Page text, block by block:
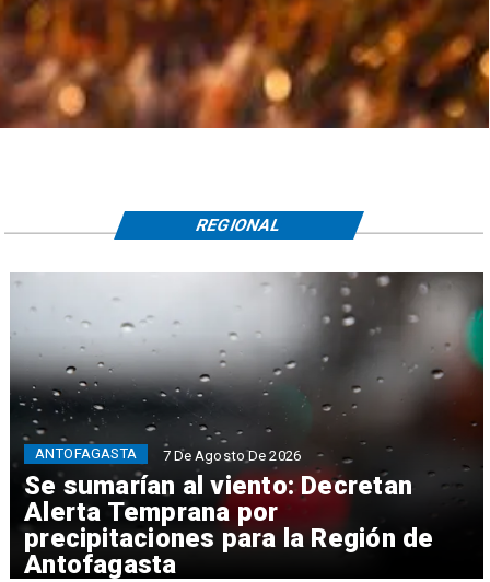
Se sumarían al viento: Decretan
Alerta Temprana por
precipitaciones para la Región de
Antofagasta
ANTOFAGASTA 7 De Agosto De 2026
REGIONAL